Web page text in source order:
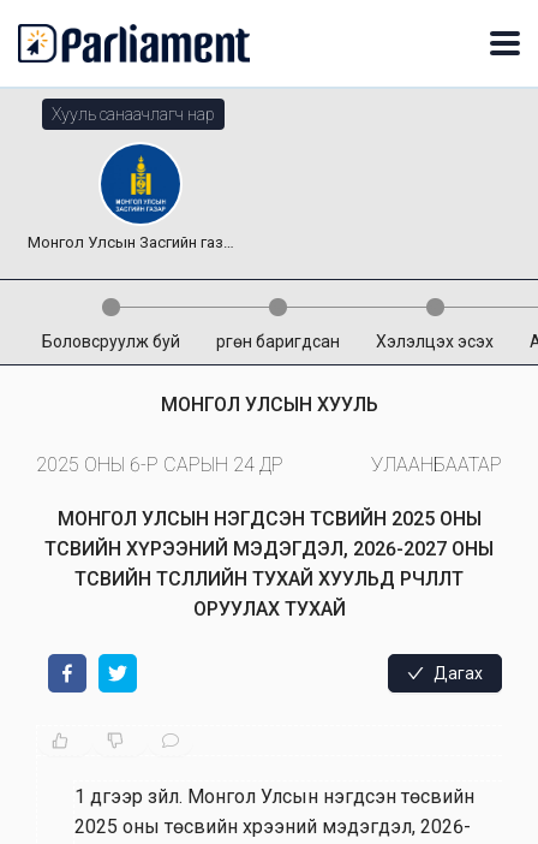
Хууль санаачлагч нар
Монгол Улсын Засгийн газар
Боловсруулж буй Өргөн баригдсан Хэлэлцэх эсэх
МОНГОЛ УЛСЫН ХУУЛЬ
2025 ОНЫ 6-Р САРЫН 24 ӨДӨР УЛААНБААТАР
МОНГОЛ УЛСЫН НЭГДСЭН ТӨСВИЙН 2025 ОНЫ
ТӨСВИЙН ХҮРЭЭНИЙ МЭДЭГДЭЛ, 2026-2027 ОНЫ
ТӨСВИЙН ТӨСӨӨЛЛИЙН ТУХАЙ ХУУЛЬД ӨӨРЧЛӨЛТ
ОРУУЛАХ ТУХАЙ
Дагах
1 дүгээр зүйл. Монгол Улсын нэгдсэн төсвийн
2025 оны төсвийн хүрээний мэдэгдэл, 2026-